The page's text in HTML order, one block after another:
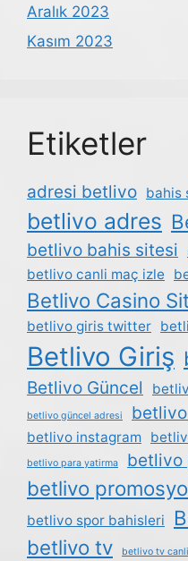
Aralık 2023
Kasım 2023
Etiketler
adresi betlivo bahis
betlivo adres
betlivo bahis sitesi
betlivo canli maç izle
Betlivo Casino
betlivo giris twitter
Betlivo Giriş
Betlivo Güncel
betlivo güncel adresi
betlivo instagram
betlivo para yatirma betlivo
betlivo
betlivo spor bahisleri
betlivo tv
betlivo tv